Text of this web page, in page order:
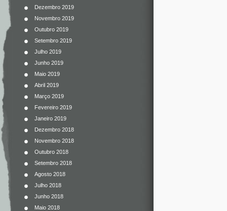
Dezembro 2019
Novembro 2019
Outubro 2019
Setembro 2019
Julho 2019
Junho 2019
Maio 2019
Abril 2019
Março 2019
Fevereiro 2019
Janeiro 2019
Dezembro 2018
Novembro 2018
Outubro 2018
Setembro 2018
Agosto 2018
Julho 2018
Junho 2018
Maio 2018